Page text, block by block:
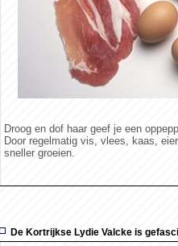
Droog en dof haar geef je een
Door regelmatig vis, vlees, kaas,
sneller groeien.
De Kortrijkse Lydie Valcke is